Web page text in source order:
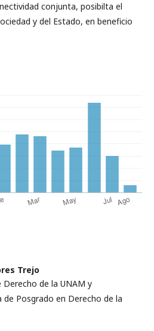
conjunta, posibilta el
y del Estado, en beneficio
Trejo
de la UNAM y
Posgrado en Derecho de la